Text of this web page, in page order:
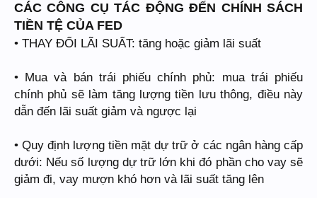
CÁC CÔNG CỤ TÁC ĐỘNG ĐẾN CHÍNH SÁCH
TIỀN TỆ CỦA FED
• THAY ĐỔI LÃI SUẤT: tăng hoặc giảm lãi suất
• Mua và bán trái phiếu chính phủ: mua trái phiếu
chính phủ sẽ làm tăng lượng tiền lưu thông, điều này
dẫn đến lãi suất giảm và ngược lại
• Quy định lượng tiền mặt dự trữ ở các ngân hàng cấp
dưới: Nếu số lượng dự trữ lớn khi đó phần cho vay sẽ
giảm đi, vay mượn khó hơn và lãi suất tăng lên